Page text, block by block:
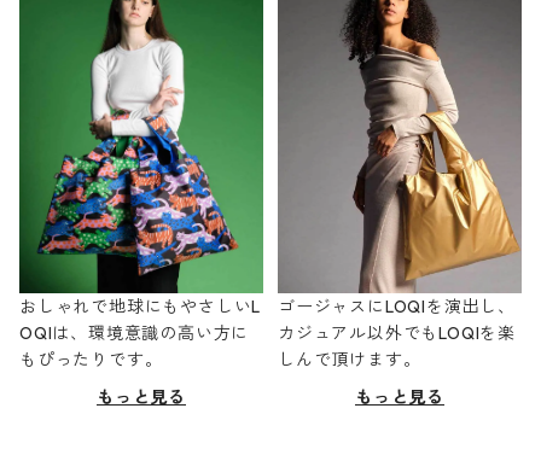
おしゃれで地球にもやさしいL
OQIは、環境意識の高い方に
もぴったりです。
もっと見る
ゴージャスにLOQIを演出し、
カジュアル以外でもLOQIを楽
しんで頂けます。
もっと見る